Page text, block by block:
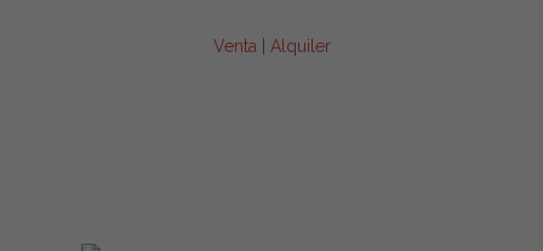
Venta Alquiler